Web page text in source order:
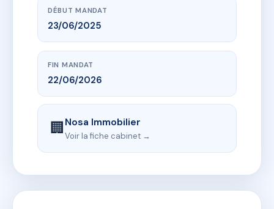
DÉBUT MANDAT
23/06/2025
FIN MANDAT
22/06/2026
🏢Nosa Immobilier
Voir la fiche cabinet →